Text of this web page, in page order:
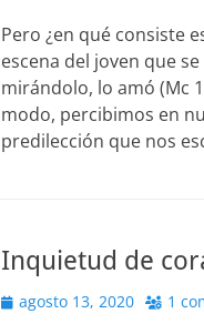
Pero ¿en qué consiste
escena del joven que
mirándolo, lo amó (Mc
modo, percibimos en
predilección que nos
Inquietud de
Publicado
agosto 13, 2020 1